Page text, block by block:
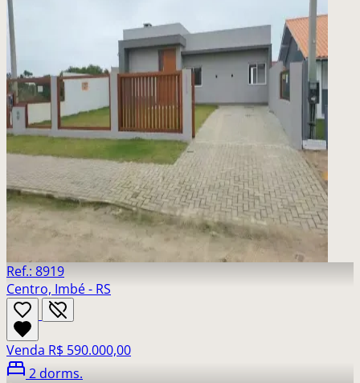
Ref.: 8919
Centro, Imbé - RS
Venda R$ 590.000,00
2 dorms.